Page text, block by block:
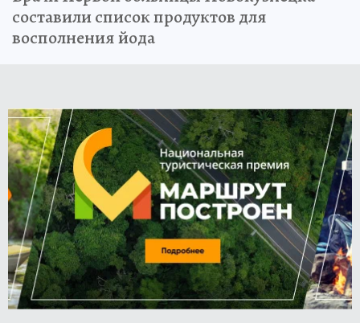
составили список продуктов для
восполнения йода